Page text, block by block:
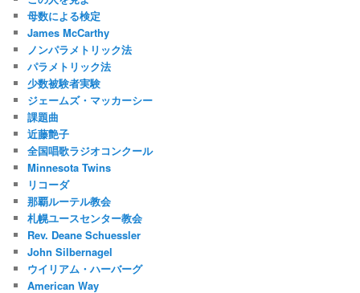
母数による検定
James McCarthy
ノンパラメトリック法
パラメトリック法
少数被験者実験
ジェームズ・マッカーシー
課題曲
近藤艶子
全国唱歌ラジオコンクール
Minnesota Twins
リコーダ
那覇ルーテル教会
札幌ユースセンター教会
Rev. Deane Schuessler
John Silbernagel
ウイリアム・ハーバーグ
American Way